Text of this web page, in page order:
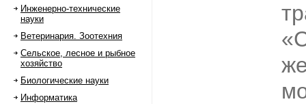
Инженерно-технические
науки
Ветеринария. Зоотехния
Сельское, лесное и рыбное
хозяйство
Биологические науки
Информатика